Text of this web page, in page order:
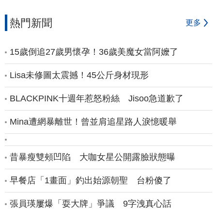
熱門新聞 更多
15歲倒追27歲男懷孕！36歲美魔女當阿嬤了
Lisa未修圖太震撼！45公斤身材現形
BLACKPINK十週年惹怒粉絲 Jisoo急道歉了
Mina遭網暴離世！曾並肩追星路人淚憶暖舉
昔暴瘦雙頰凹陷 大咖女星公開露臉狀態曝
早餐店「1畫面」釣出始源朝聖 台粉傻了
張員瑛屢爆「耍大牌」爭議 9字洩真心話